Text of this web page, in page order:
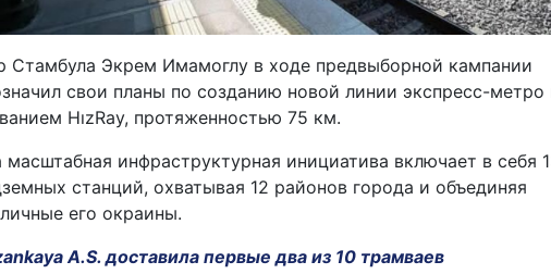
Стамбула Экрем Имамоглу в ходе предвыборной кампании
свои планы по созданию новой линии экспресс-метро
HızRay, протяженностью 75 км.
масштабная инфраструктурная инициатива включает в себя
станций, охватывая 12 районов города и объединяя
его окраины.
A.S. доставила первые два из 10 трамваев